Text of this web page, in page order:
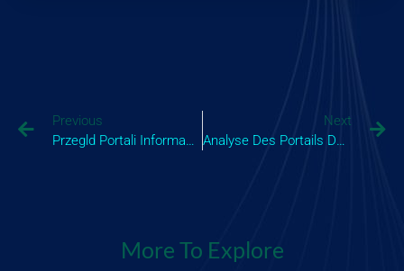
Previous
Przegld Portali Informacyjnych 2025.643
Next
Analyse Des Portails Dactualits 2025.107
More To Explore